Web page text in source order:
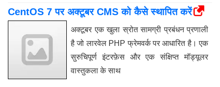
CentOS 7 पर अक्टूबर CMS को कैसे स्थापित करें
अक्टूबर एक खुला स्रोत सामग्री प्रबंधन प्रणाली
है जो लारवेल PHP फ्रेमवर्क पर आधारित है। एक
सुरुचिपूर्ण इंटरफ़ेस और एक संक्षिप्त मॉड्यूलर
वास्तुकला के साथ